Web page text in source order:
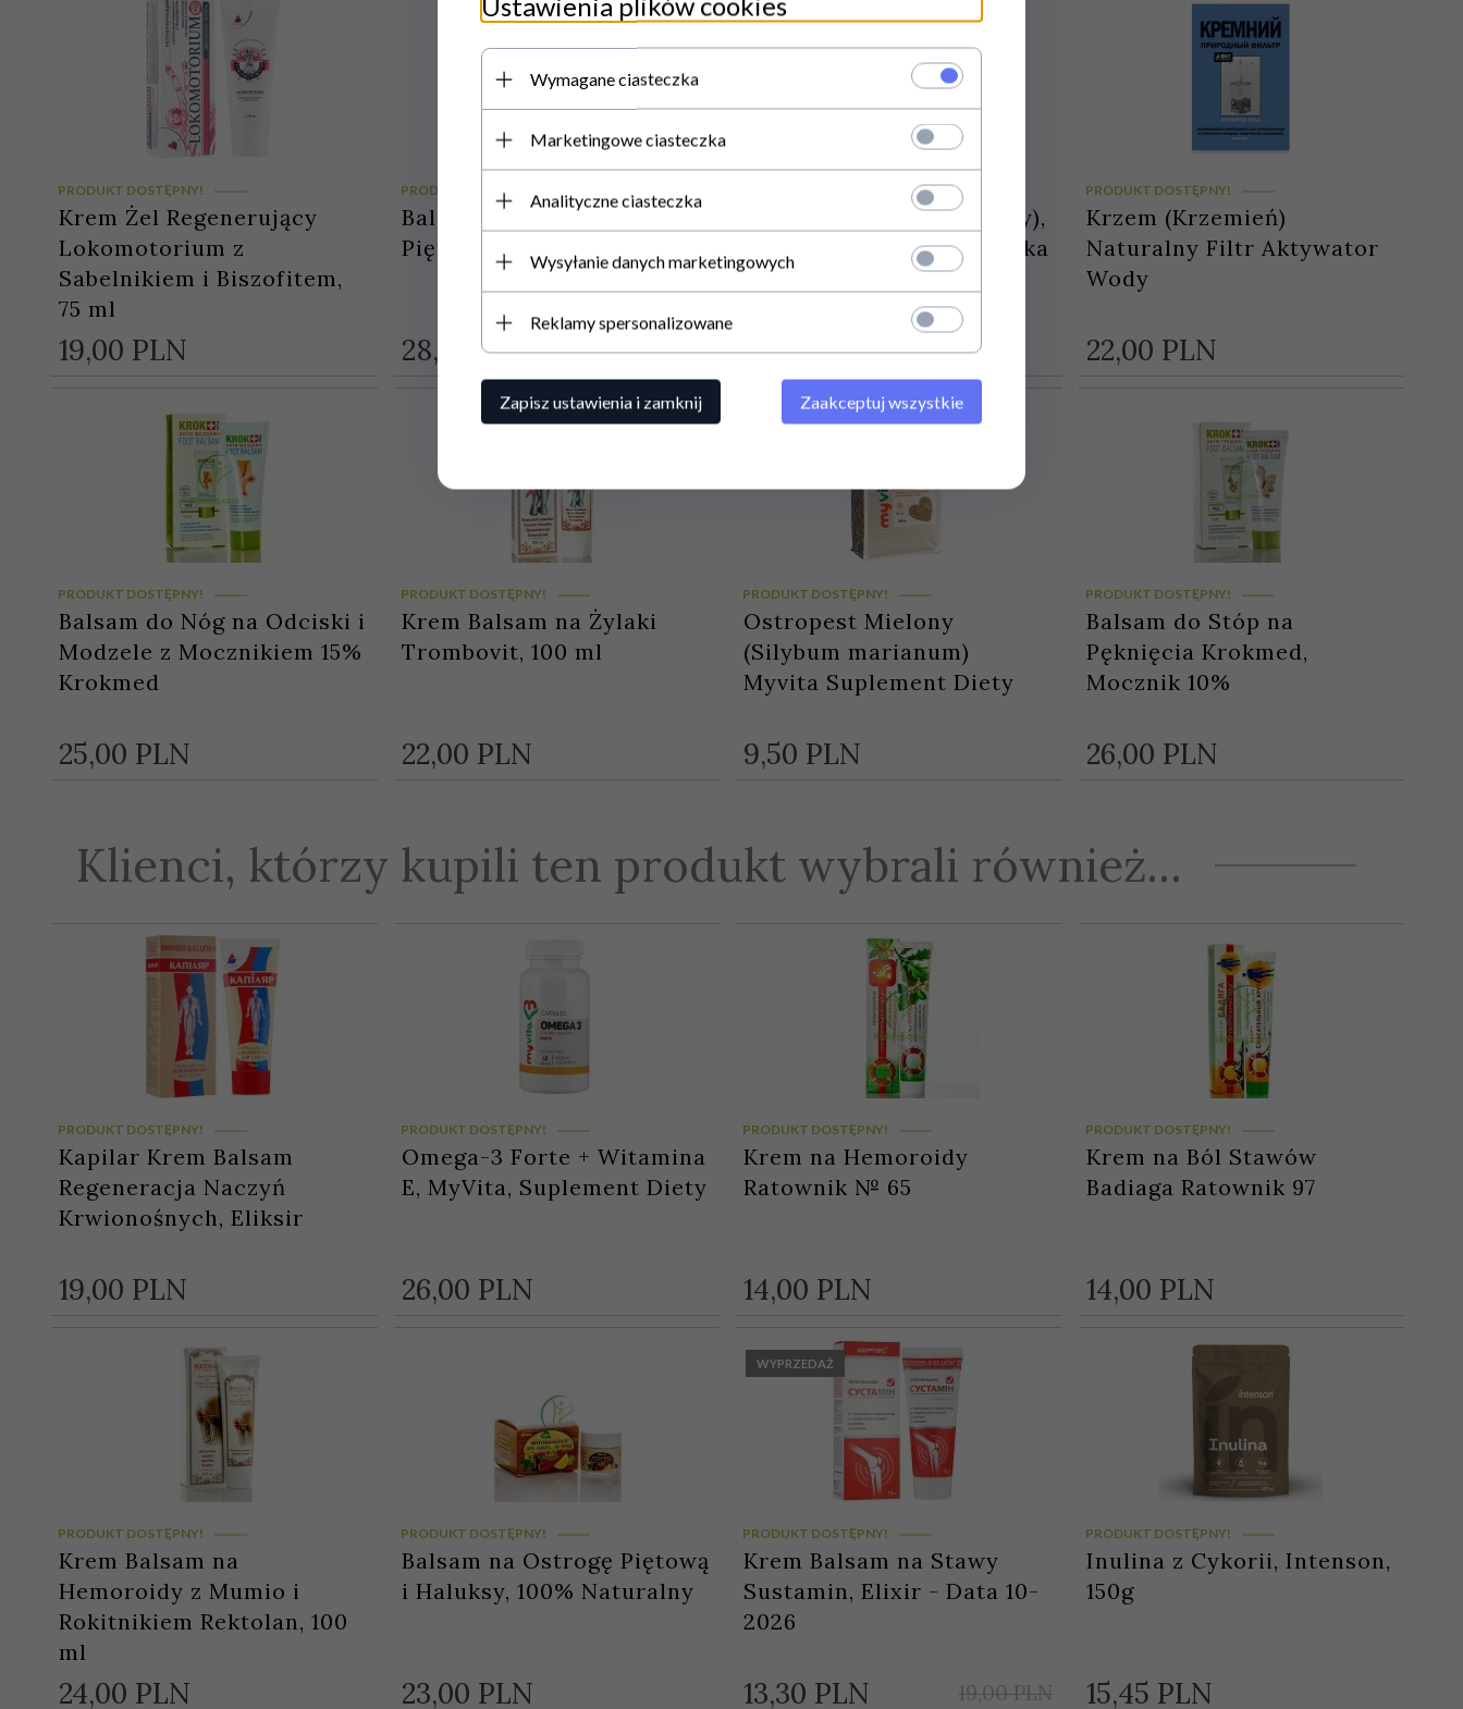
PRODUKT DOSTĘPNY!
Krem Żel Regenerujący
Lokomotorium z
Sabelnikiem i Biszofitem,
75 ml
19,00 PLN
PRODUKT DOSTĘPNY!
Balsam do Nóg na Ostrogę
Piętową Krokmed, 75 ml
28, PLN
Olejek Pichtowy (Jodłowy),
100% Naturalny, Aromatika
20,00 PLN
PRODUKT DOSTĘPNY!
Krzem (Krzemień)
Naturalny Filtr Aktywator
Wody
22,00 PLN
PRODUKT DOSTĘPNY!
Balsam do Nóg na Odciski i
Modzele z Mocznikiem 15%
Krokmed
25,00 PLN
PRODUKT DOSTĘPNY!
Krem Balsam na Żylaki
Trombovit, 100 ml
22,00 PLN
PRODUKT DOSTĘPNY!
Ostropest Mielony
(Silybum marianum)
Myvita Suplement Diety
9,50 PLN
PRODUKT DOSTĘPNY!
Balsam do Stóp na
Pęknięcia Krokmed,
Mocznik 10%
26,00 PLN
Klienci, którzy kupili ten produkt wybrali również...
PRODUKT DOSTĘPNY!
Kapilar Krem Balsam
Regeneracja Naczyń
Krwionośnych, Eliksir
19,00 PLN
PRODUKT DOSTĘPNY!
Omega-3 Forte + Witamina
E, MyVita, Suplement Diety
26,00 PLN
PRODUKT DOSTĘPNY!
Krem na Hemoroidy
Ratownik № 65
14,00 PLN
PRODUKT DOSTĘPNY!
Krem na Ból Stawów
Badiaga Ratownik 97
14,00 PLN
PRODUKT DOSTĘPNY!
Krem Balsam na
Hemoroidy z Mumio i
Rokitnikiem Rektolan, 100
ml
24,00 PLN
PRODUKT DOSTĘPNY!
Balsam na Ostrogę Piętową
i Haluksy, 100% Naturalny
23,00 PLN
WYPRZEDAŻ
PRODUKT DOSTĘPNY!
Krem Balsam na Stawy
Sustamin, Elixir - Data 10-
2026
13,30 PLN 19,00 PLN
PRODUKT DOSTĘPNY!
Inulina z Cykorii, Intenson,
150g
15,45 PLN
Wymagane ciasteczka
Marketingowe ciasteczka
Analityczne ciasteczka
Wysyłanie danych marketingowych
Reklamy spersonalizowane
Zapisz ustawienia i zamknij Zaakceptuj wszystkie